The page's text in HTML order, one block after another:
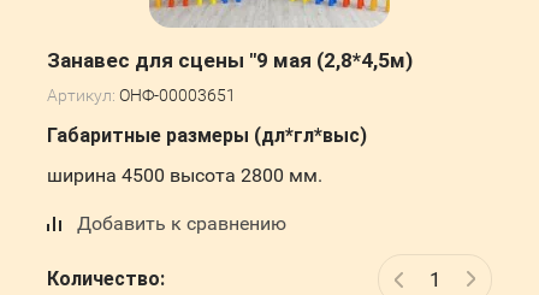
Занавес для сцены "9 мая (2,8*4,5м)
Артикул: ОНФ-00003651
Габаритные размеры (дл*гл*выс)
ширина 4500 высота 2800 мм.
Добавить к сравнению
Количество: